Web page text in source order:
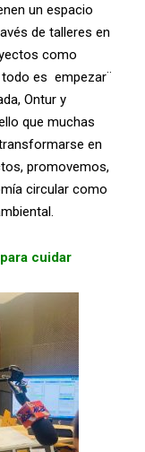
un espacio
de talleres en
como
todo es empezar¨
Ontur y
que muchas
en
promovemos,
circular como
cuidar